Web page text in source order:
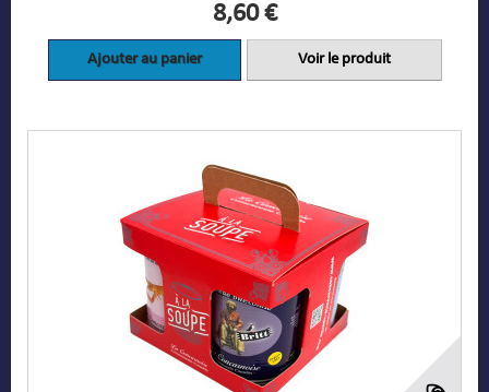
8,60 €
Ajouter au panier Voir le produit